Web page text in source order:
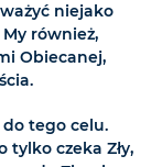
niejako
również,
Obiecanej,
tego celu.
tylko czeka Zły,